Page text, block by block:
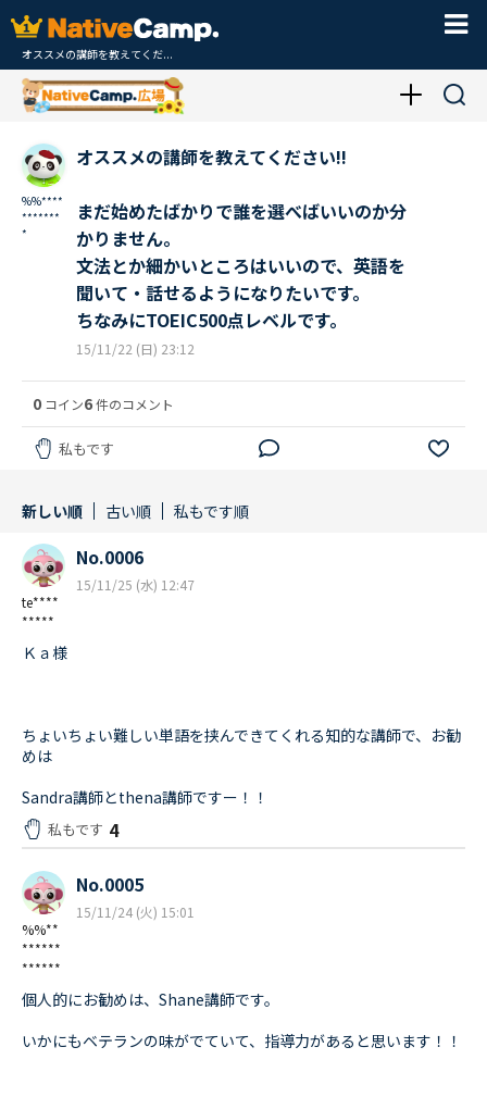
オススメの講師を教えてくだ...
%%****
*******
*
オススメの講師を教えてください!!
まだ始めたばかりで誰を選べばいいのか分
かりません。
文法とか細かいところはいいので、英語を
聞いて・話せるようになりたいです。
ちなみにTOEIC500点レベルです。
15/11/22 (日) 23:12
0 コイン6件のコメント
私もです
新しい順 古い順 私もです順
te****
*****
No.0006
15/11/25 (水) 12:47
Ｋａ様
ちょいちょい難しい単語を挟んできてくれる知的な講師で、お勧
めは
Sandra講師とthena講師ですー！！
私もです 4
%%**
******
******
No.0005
15/11/24 (火) 15:01
個人的にお勧めは、Shane講師です。
いかにもベテランの味がでていて、指導力があると思います！！